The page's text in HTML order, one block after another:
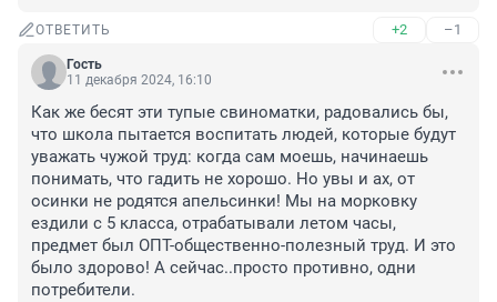
ОТВЕТИТЬ +2 –1
Гость
11 декабря 2024, 16:10
Как же бесят эти тупые свиноматки, радовались бы,
что школа пытается воспитать людей, которые будут
уважать чужой труд: когда сам моешь, начинаешь
понимать, что гадить не хорошо. Но увы и ах, от
осинки не родятся апельсинки! Мы на морковку
ездили с 5 класса, отрабатывали летом часы,
предмет был ОПТ-общественно-полезный труд. И это
было здорово! А сейчас..просто противно, одни
потребители.